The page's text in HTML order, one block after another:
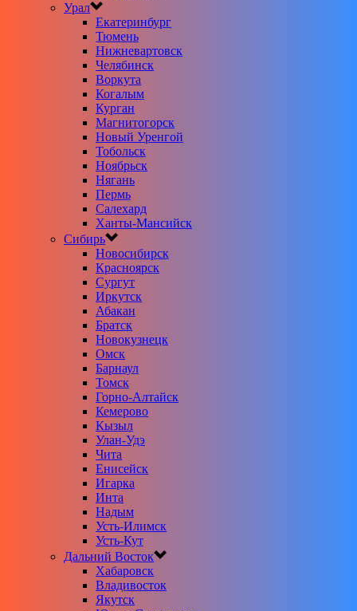
Урал
Екатеринбург
Тюмень
Нижневартовск
Челябинск
Воркута
Когалым
Курган
Магнитогорск
Новый Уренгой
Тобольск
Ноябрьск
Нягань
Пермь
Салехард
Ханты-Мансийск
Сибирь
Новосибирск
Красноярск
Сургут
Иркутск
Абакан
Братск
Новокузнецк
Омск
Барнаул
Томск
Горно-Алтайск
Кемерово
Кызыл
Улан-Удэ
Чита
Енисейск
Игарка
Инта
Надым
Усть-Илимск
Усть-Кут
Дальний Восток
Хабаровск
Владивосток
Якутск